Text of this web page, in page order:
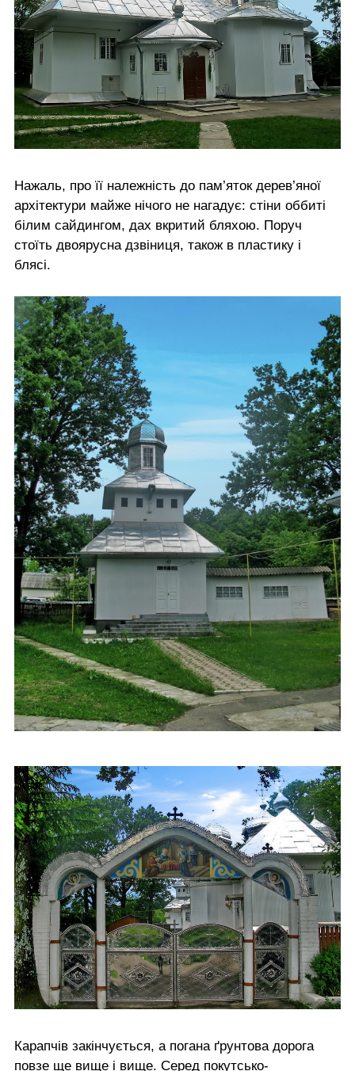
Нажаль, про її належність до пам’яток дерев’яної
архітектури майже нічого не нагадує: стіни оббиті
білим сайдингом, дах вкритий бляхою. Поруч
стоїть двоярусна дзвіниця, також в пластику і
блясі.
Карапчів закінчується, а погана ґрунтова дорога
повзе ще вище і вище. Серед покутсько-